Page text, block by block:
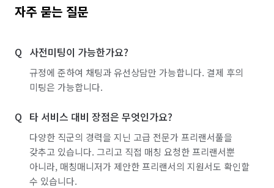
자주 묻는 질문
사전미팅이 가능한가요?
규정에 준하여 채팅과 유선상담만 가능합니다. 결제 후의
미팅은 가능합니다.
타 서비스 대비 장점은 무엇인가요?
다양한 직군의 경력을 지닌 고급 전문가 프리랜서풀을
갖추고 있습니다. 그리고 직접 매칭 요청한 프리랜서뿐
아니라, 매칭매니저가 제안한 프리랜서의 지원서도 확인할
수 있습니다.